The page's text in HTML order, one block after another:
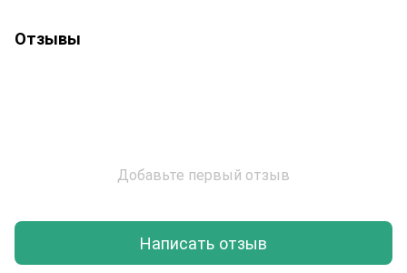
Отзывы
Добавьте первый отзыв
Написать отзыв